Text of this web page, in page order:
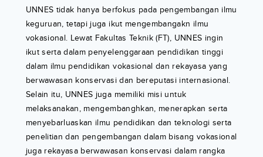
UNNES tidak hanya berfokus pada pengembangan ilmu
keguruan, tetapi juga ikut mengembangakn ilmu
vokasional. Lewat Fakultas Teknik (FT), UNNES ingin
ikut serta dalam penyelenggaraan pendidikan tinggi
dalam ilmu pendidikan vokasional dan rekayasa yang
berwawasan konservasi dan bereputasi internasional.
Selain itu, UNNES juga memiliki misi untuk
melaksanakan, mengembanghkan, menerapkan serta
menyebarluaskan ilmu pendidikan dan teknologi serta
penelitian dan pengembangan dalam bisang vokasional
juga rekayasa berwawasan konservasi dalam rangka